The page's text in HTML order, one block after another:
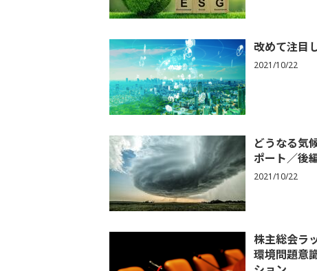
改めて注目
2021/10/22
どうなる気
ポート／後編
2021/10/22
株主総会ラ
環境問題意